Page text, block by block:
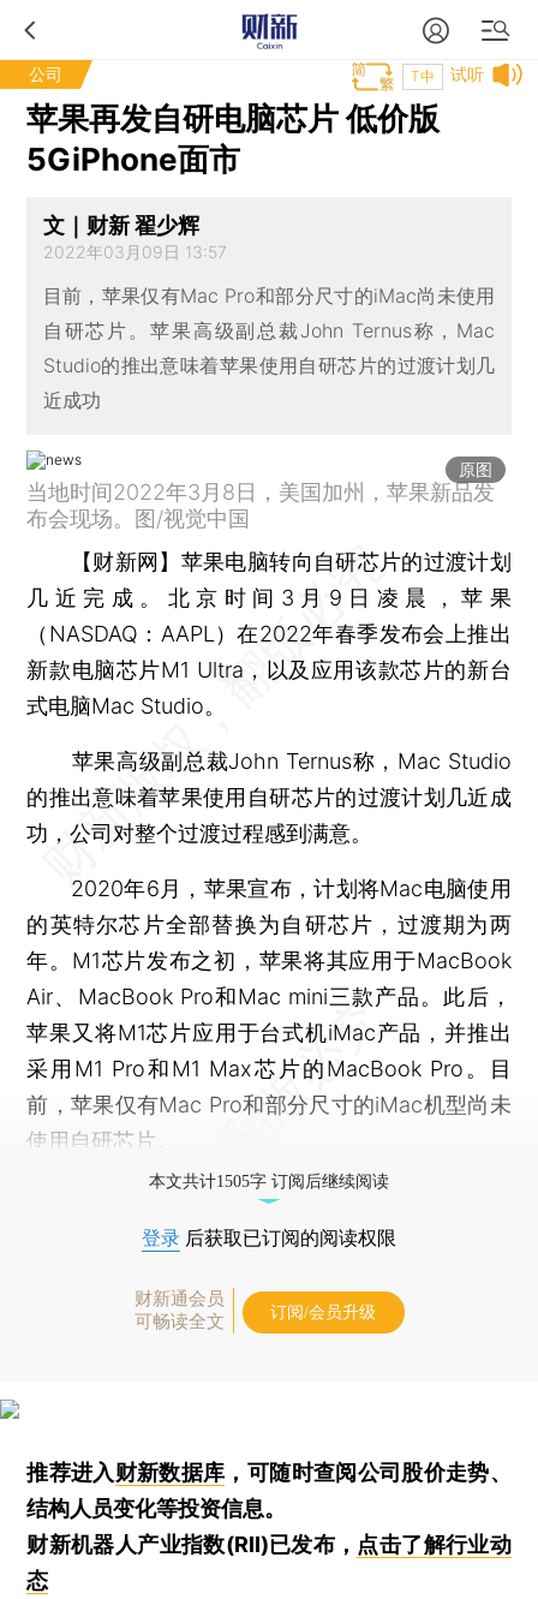
公司 试听
T中
苹果再发自研电脑芯片 低价版
5GiPhone面市
文｜财新 翟少辉
2022年03月09日 13:57
目前，苹果仅有Mac Pro和部分尺寸的iMac尚未使用
自研芯片。苹果高级副总裁John Ternus称，Mac
Studio的推出意味着苹果使用自研芯片的过渡计划几
近成功
原图
当地时间2022年3月8日，美国加州，苹果新品发
布会现场。图/视觉中国
【财新网】 苹果电脑转向自研芯片的过渡计划
几近完成。北京时间3月9日凌晨，苹果
（NASDAQ：AAPL）在2022年春季发布会上推出
新款电脑芯片M1 Ultra，以及应用该款芯片的新台
式电脑Mac Studio。
苹果高级副总裁John Ternus称，Mac Studio
的推出意味着苹果使用自研芯片的过渡计划几近成
功，公司对整个过渡过程感到满意。
2020年6月，苹果宣布，计划将Mac电脑使用
的英特尔芯片全部替换为自研芯片，过渡期为两
年。M1芯片发布之初，苹果将其应用于MacBook
Air、MacBook Pro和Mac mini三款产品。此后，
苹果又将M1芯片应用于台式机iMac产品，并推出
采用M1 Pro和M1 Max芯片的MacBook Pro。目
前，苹果仅有Mac Pro和部分尺寸的iMac机型尚未
使用自研芯片。
本文共计1505字 订阅后继续阅读
登录 后获取已订阅的阅读权限
财新通会员
可畅读全文
订阅/会员升级
推荐进入财新数据库 ，可随时查阅公司股价走势、
结构人员变化等投资信息。
财新机器人产业指数(RII)已发布， 点击了解行业动
态